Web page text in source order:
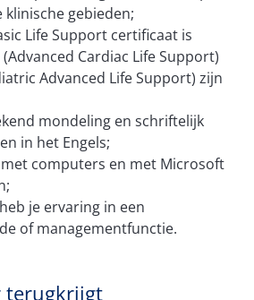
klinische gebieden;
Life Support certificaat is
(Advanced Cardiac Life Support)
Advanced Life Support) zijn
mondeling en schriftelijk
in het Engels;
met computers en met Microsoft
je ervaring in een
of managementfunctie.
terugkrijgt